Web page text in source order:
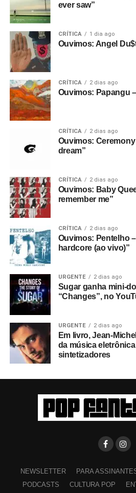
ever saw”
CRÍTICA 1 dia ago
Ouvimos: Angel
CRÍTICA 2 dias ago
Ouvimos: Papangu
CRÍTICA 2 dias ago
Ouvimos: Ceremony
dream”
CRÍTICA 2 dias ago
Ouvimos: Baby
remember me”
CRÍTICA 2 dias ago
Ouvimos: Pentelho
hardcore (ao vivo)”
URGENTE 2 dias ago
Sugar ganha mini-
“Changes”, no
URGENTE 2 dias ago
Em livro, Jean-
da música
sintetizadores
NEWSLETTER PARA
PODCASTS
CULTURA POP